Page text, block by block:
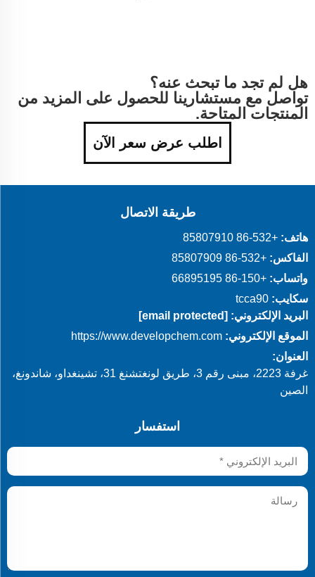
هل لم تجد ما تبحث عنه؟
تواصل مع مستشارينا للحصول على المزيد من
المنتجات المتاحة.
اطلب عرض سعر الآن
طريقة الاتصال
هاتف: +86-532 85807910
الفاكس: +86-532 85807909
واتساب: +86-150 66895195
سكايب: tcca90
البريد الإلكتروني: [email protected]
الموقع الإلكتروني: https://www.developchem.com
العنوان:
غرفة 2223، مبنى رقم 3، طريق لونغتشنغ 31، تشينغداو، شاندونغ،
الصين
استفسار